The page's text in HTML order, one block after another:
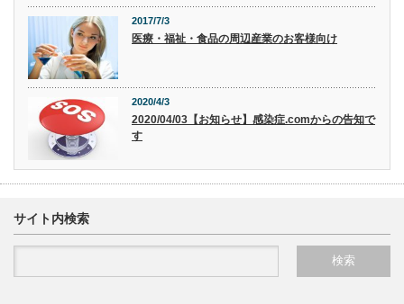
2017/7/3
医療・福祉・食品の周辺産業のお客様向け
2020/4/3
2020/04/03【お知らせ】感染症.comからの告知で
す
サイト内検索